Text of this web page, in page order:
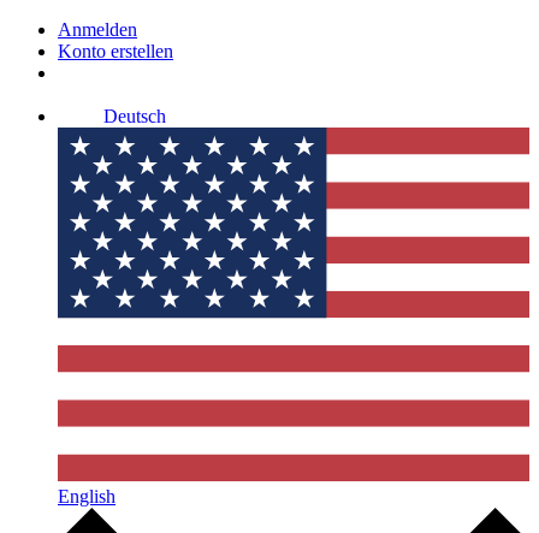
Anmelden
Konto erstellen
Deutsch
English